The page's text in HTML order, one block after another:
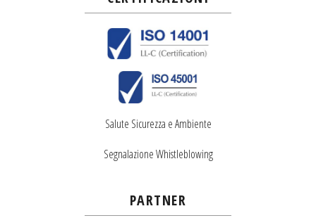
Salute Sicurezza e Ambiente
Segnalazione Whistleblowing
PARTNER